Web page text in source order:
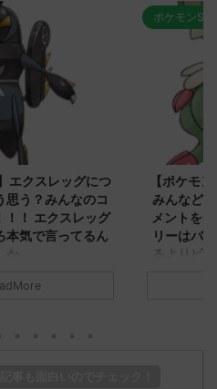
エクスレッグにつ
思う？みんなのコ
！！ エクスレッグ
本気で言ってるん
か
の記事 元のス
ポケモンSV
【ポケモ
みんなど
メントを
リーはバ
るよりビ